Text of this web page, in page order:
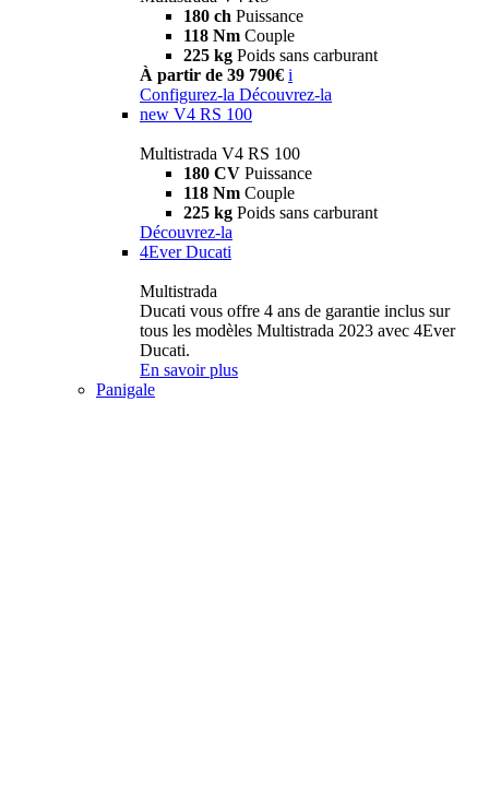
180 ch Puissance
118 Nm Couple
225 kg Poids sans carburant
À partir de 39 790€ i
Configurez-la Découvrez-la
new V4 RS 100
Multistrada V4 RS 100
180 CV Puissance
118 Nm Couple
225 kg Poids sans carburant
Découvrez-la
4Ever Ducati
Multistrada
Ducati vous offre 4 ans de garantie inclus sur
tous les modèles Multistrada 2023 avec 4Ever
Ducati.
En savoir plus
Panigale